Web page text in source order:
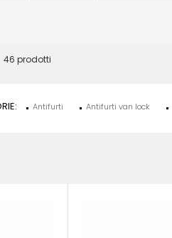
46 prodotti
Antifurti Antifurti van lock